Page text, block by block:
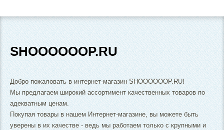
SHOOOOOOP.RU
Добро пожаловать в интернет-магазин SHOOOOOOP.RU!
Мы предлагаем широкий ассортимент качественных товаров по
адекватным ценам.
Покупая товары в нашем Интернет-магазине, вы можете быть
уверены в их качестве - ведь мы работаем только с крупными и